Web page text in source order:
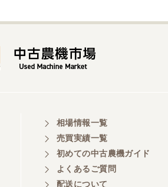
相場情報一覧
売買実績一覧
初めての中古農機ガイド
よくあるご質問
配送について